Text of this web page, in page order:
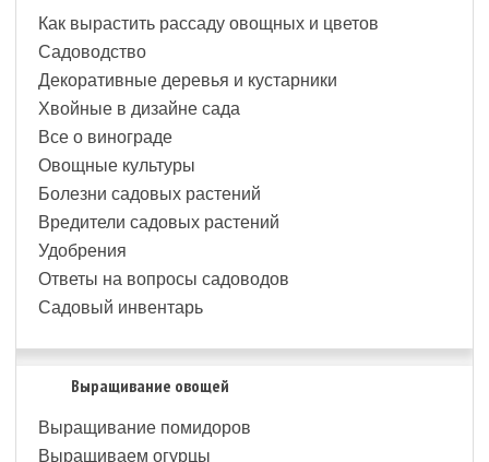
Как вырастить рассаду овощных и цветов
Садоводство
Декоративные деревья и кустарники
Хвойные в дизайне сада
Все о винограде
Овощные культуры
Болезни садовых растений
Вредители садовых растений
Удобрения
Ответы на вопросы садоводов
Садовый инвентарь
Выращивание овощей
Выращивание помидоров
Выращиваем огурцы